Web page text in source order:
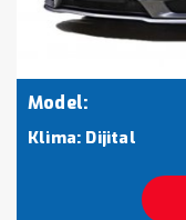
Model:
Klima: Dijital